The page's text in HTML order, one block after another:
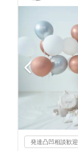
発達凸凹相談歓迎